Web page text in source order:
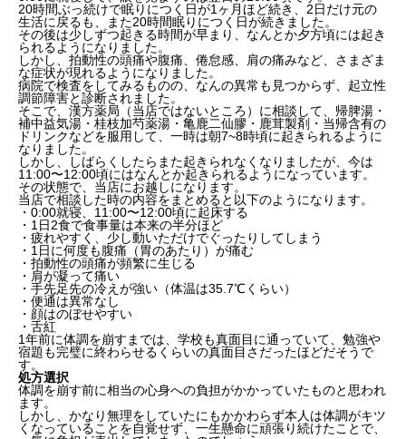
20時間ぶっ続けで眠りにつく日が1ヶ月ほど続き、2日だけ元の
生活に戻るも、また20時間眠りにつく日が続きました。
その後は少しずつ起きる時間が早まり、なんとか夕方頃には起き
られるようになりました。
しかし、拍動性の頭痛や腹痛、倦怠感、肩の痛みなど、さまざま
な症状が現れるようになりました。
病院で検査をしてみるものの、なんの異常も見つからず、起立性
調節障害と診断されました。
そこで、漢方薬局（当店ではないところ）に相談して、帰脾湯・
補中益気湯・桂枝加芍薬湯・亀鹿二仙膠・鹿茸製剤・当帰含有の
ドリンクなどを服用して、一時は朝7~8時頃に起きられるように
なりました。
しかし、しばらくしたらまた起きられなくなりましたが、今は
11:00〜12:00頃にはなんとか起きられるようになっています。
その状態で、当店にお越しになります。
当店で相談した時の内容をまとめると以下のようになります。
・0:00就寝、11:00〜12:00頃に起床する
・1日2食で食事量は本来の半分ほど
・疲れやすく、少し動いただけでぐったりしてしまう
・1日に何度も腹痛（胃のあたり）が痛む
・拍動性の頭痛が頻繁に生じる
・肩が凝って痛い
・手先足先の冷えが強い（体温は35.7℃くらい）
・便通は異常なし
・顔はのぼせやすい
・舌紅
1年前に体調を崩すまでは、学校も真面目に通っていて、勉強や
宿題も完璧に終わらせるくらいの真面目さだったほどだそうで
す。
処方選択
体調を崩す前に相当の心身への負担がかかっていたものと思われ
ます。
しかし、かなり無理をしていたにもかかわらず本人は体調がキツ
くなっていることを自覚せず、一生懸命に頑張り続けたことで、